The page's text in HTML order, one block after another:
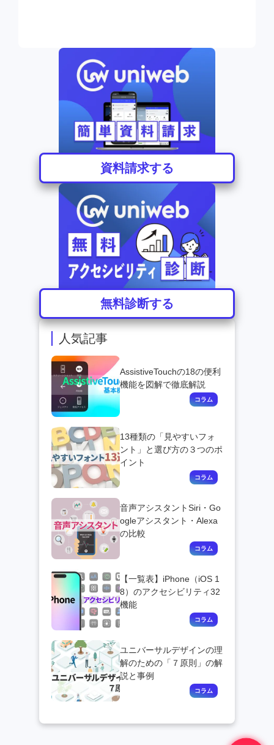
人気記事
AssistiveTouchの18の便利
機能を図解で徹底解説
13種類の「見やすいフォ
ント」と選び方の３つのポ
イント
音声アシスタントSiri・Go
ogleアシスタント・Alexa
の比較
【一覧表】iPhone（iOS 1
8）のアクセシビリティ32
機能
ユニバーサルデザインの理
解のための「７原則」の解
説と事例
資料請求する
無料診断する